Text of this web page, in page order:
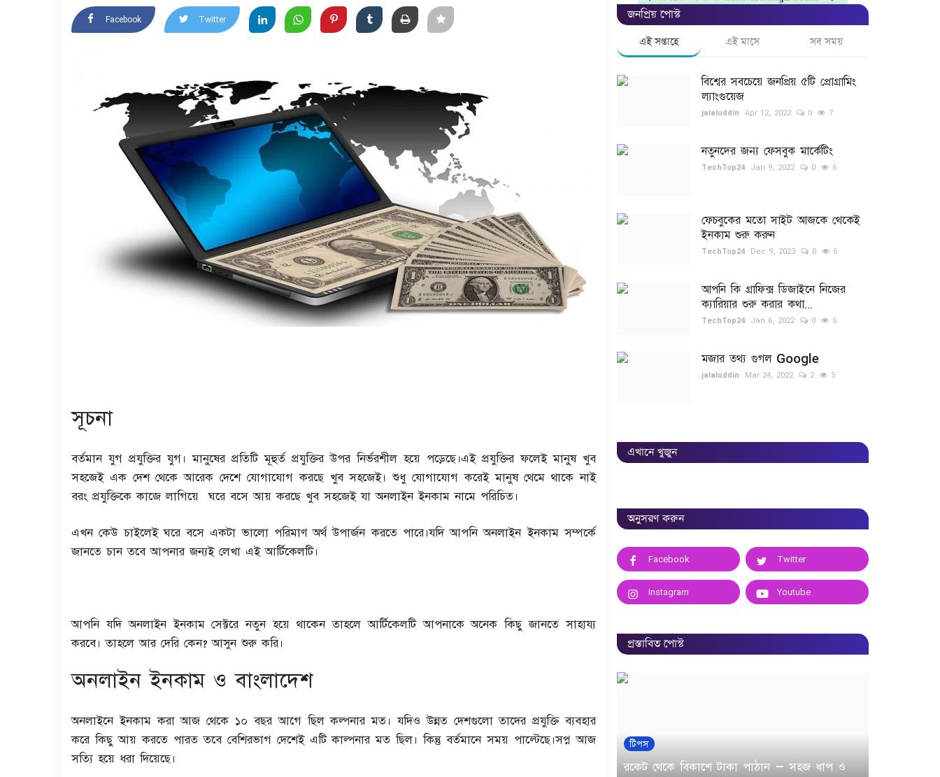
Facebook Twitter
সূচনা
বর্তমান যুগ প্রযুক্তির যুগ। মানুষের প্রতিটি মূহুর্ত প্রযুক্তির উপর নির্ভরশীল হয়ে পড়েছে।এই প্রযুক্তির ফলেই মানুষ খুব
সহজেই এক দেশ থেকে আরেক দেশে যোগাযোগ করছে খুব সহজেই। শুধু যোগাযোগ করেই মানুষ থেমে থাকে নাই
বরং প্রযুক্তিকে কাজে লাগিয়ে ঘরে বসে আয় করছে খুব সহজেই যা অনলাইন ইনকাম নামে পরিচিত।
এখন কেউ চাইলেই ঘরে বসে একটা ভালো পরিমাণ অর্থ উপার্জন করতে পারে।যদি আপনি অনলাইন ইনকাম সম্পর্কে
জানতে চান তবে আপনার জন্যই লেখা এই আর্টিকেলটি।
আপনি যদি অনলাইন ইনকাম সেক্টরে নতুন হয়ে থাকেন তাহলে আর্টিকেলটি আপনাকে অনেক কিছু জানতে সাহায্য
করবে। তাহলে আর দেরি কেন? আসুন শুরু করি।
অনলাইন ইনকাম ও বাংলাদেশ
অনলাইনে ইনকাম করা আজ থেকে ১০ বছর আগে ছিল কল্পনার মত। যদিও উন্নত দেশগুলো তাদের প্রযুক্তি ব্যবহার
করে কিছু আয় করতে পারত তবে বেশিরভাগ দেশেই এটি কাল্পনার মত ছিল। কিন্তু বর্তমানে সময় পাল্টেছে।সপ্ন আজ
সত্যি হয়ে ধরা দিয়েছে।
জনপ্রিয় পোস্ট
এই সপ্তাহে এই মাসে সব সময়
বিশ্বের সবচেয়ে জনপ্রিয় ৫টি প্রোগ্রামিং
ল্যাংগুয়েজ
jalaluddin Apr 12, 2022 0 7
নতুনদের জন্য ফেসবুক মার্কেটিং
TechTop24 Jan 9, 2022 0 6
ফেচবুকের মতো সাইট আজকে থেকেই
ইনকাম শুরু করুন
TechTop24 Dec 9, 2023 0 6
আপনি কি গ্রাফিক্স ডিজাইনে নিজের
ক্যারিয়ার শুরু করার কথা...
TechTop24 Jan 6, 2022 0 5
মজার তথ্য গুগল Google
jalaluddin Mar 24, 2022 2 5
এখানে খুজুন
অনুসরণ করুন
Facebook Twitter
Instagram Youtube
প্রস্তাবিত পোস্ট
টিপস
রকেট থেকে বিকাশে টাকা পাঠান – সহজ ধাপ ও